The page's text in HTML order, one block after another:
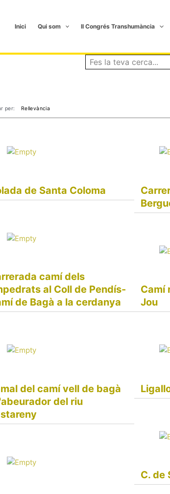
Inici Qui som II Congrés Transhumància
per:
de Santa Coloma
camí dels
al Coll de Pendís-
de Bagà a la cerdanya
Camí
Jou
del camí vell de bagà
del riu
C. de